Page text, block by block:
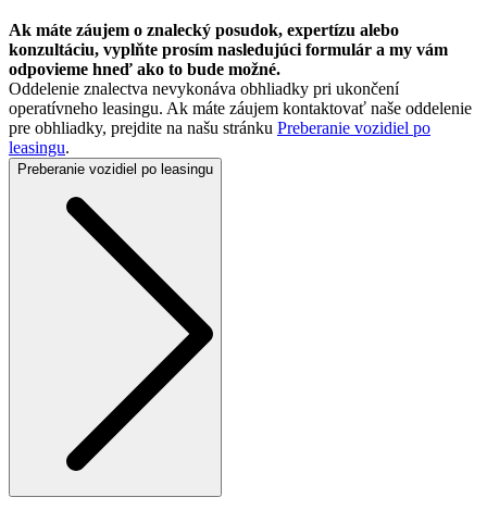
Ak máte záujem o znalecký posudok, expertízu alebo
konzultáciu, vyplňte prosím nasledujúci formulár a my vám
odpovieme hneď ako to bude možné.
Oddelenie znalectva nevykonáva obhliadky pri ukončení
operatívneho leasingu. Ak máte záujem kontaktovať naše oddelenie
pre obhliadky, prejdite na našu stránku Preberanie vozidiel po
leasingu.
Preberanie vozidiel po leasingu